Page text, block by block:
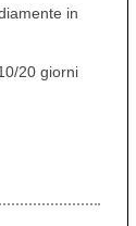
in
20 giorni